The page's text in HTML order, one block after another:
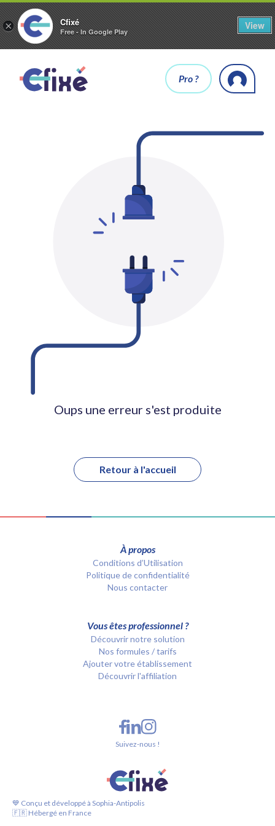
× Cfixé
Free - In Google Play
View
Pro ?
Oups une erreur s'est produite
Retour à l'accueil
À propos
Conditions d’Utilisation
Politique de confidentialité
Nous contacter
Vous êtes professionnel ?
Découvrir notre solution
Nos formules / tarifs
Ajouter votre établissement
Découvrir l'affiliation
💙 Conçu et développé à Sophia-Antipolis
🇫🇷 Hébergé en France
Suivez-nous !